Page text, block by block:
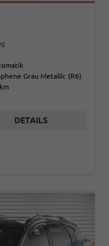
Grau Metallic (R6)
DETAILS